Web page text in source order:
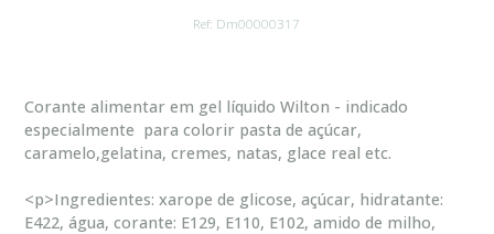
Ref: Dm00000317
Corante alimentar em gel líquido Wilton - indicado
especialmente para colorir pasta de açúcar,
caramelo,gelatina, cremes, natas, glace real etc.
<p>Ingredientes: xarope de glicose, açúcar, hidratante:
E422, água, corante: E129, E110, E102, amido de milho,